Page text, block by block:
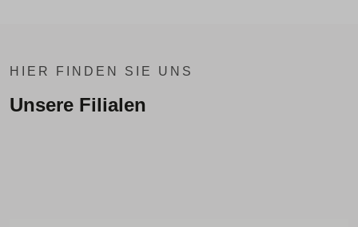
HIER FINDEN SIE UNS
Unsere Filialen